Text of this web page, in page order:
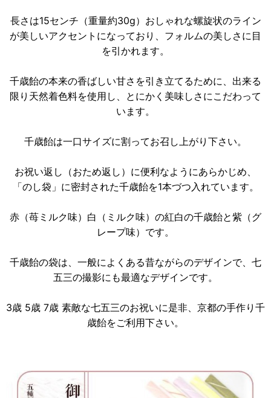
長さは15センチ（重量約30g）おしゃれな螺旋状のライン
が美しいアクセントになっており、フォルムの美しさに目
を引かれます。
千歳飴の本来の香ばしい甘さを引き立てるために、出来る
限り天然着色料を使用し、とにかく美味しさにこだわって
います。
千歳飴は一口サイズに割ってお召し上がり下さい。
お祝い返し（おため返し）に便利なようにあらかじめ、
「のし袋」に密封された千歳飴を1本づつ入れています。
赤（苺ミルク味）白（ミルク味）の紅白の千歳飴と紫（グ
レープ味）です。
千歳飴の袋は、一般によくある昔ながらのデザインで、七
五三の撮影にも最適なデザインです。
3歳 5歳 7歳 素敵な七五三のお祝いに是非、京都の手作り千
歳飴をご利用下さい。